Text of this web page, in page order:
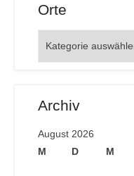
Orte
Archiv
August 2026
M
D M